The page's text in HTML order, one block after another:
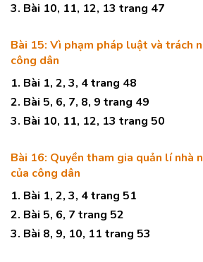
3. Bài 10, 11, 12, 13 trang 47
Bài 15: Vì phạm pháp luật và trách
công dân
1. Bài 1, 2, 3, 4 trang 48
2. Bài 5, 6, 7, 8, 9 trang 49
3. Bài 10, 11, 12, 13 trang 50
Bài 16: Quyền tham gia quản lí nhà
của công dân
1. Bài 1, 2, 3, 4 trang 51
2. Bài 5, 6, 7 trang 52
3. Bài 8, 9, 10, 11 trang 53